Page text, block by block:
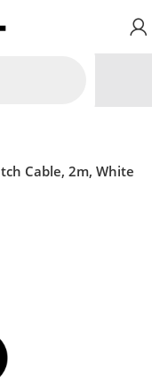
Cable, 2m, White